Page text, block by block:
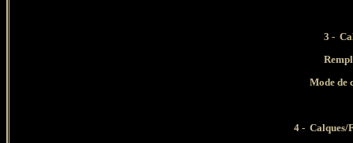
3 -
Mode de
4 - Calques/